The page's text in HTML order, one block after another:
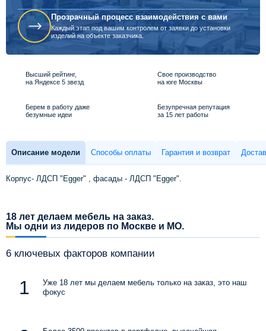
Прозрачный процесс взаимодействия с вами
Каждый этап под вашим контролем от заявки до установки
изделий на объекте заказчика.
Высший рейтинг,
на Яндексе 5 звезд
Свое производство
на юге Москвы
Берем в работу даже
безумные идеи
Безупречная репутация
за 15 лет работы
Описание модели Способы оплаты Гарантия и возврат
Корпус- ЛДСП "Egger" , фасады - ЛДСП "Egger".
18 лет делаем мебель на заказ.
Мы одни из лидеров по Москве и МО.
6 ключевых факторов компании
Уже 18 лет мы делаем мебель только на заказ, это наш
фокус